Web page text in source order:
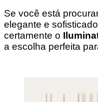
Se você está
elegante e
certamente o
a escolha perfeita